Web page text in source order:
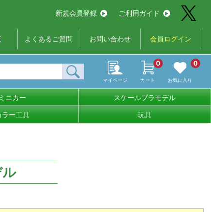
新規会員登録 ご利用ガイド
よくあるご質問 お問い合わせ 会員ログイン
マイページ カート
0
お気に入り
0
ミニカー スケールプラモデル
ラー工具 玩具